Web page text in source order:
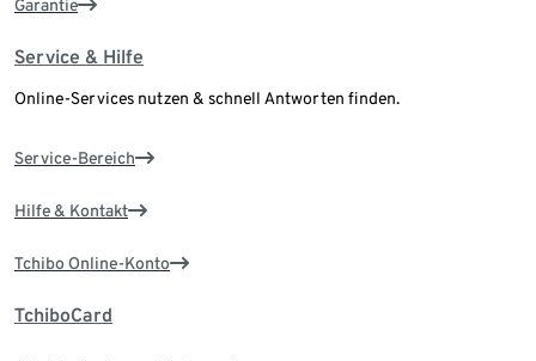
Garantie
Service & Hilfe
Online-Services nutzen & schnell Antworten finden.
Service-Bereich
Hilfe & Kontakt
Tchibo Online-Konto
TchiboCard